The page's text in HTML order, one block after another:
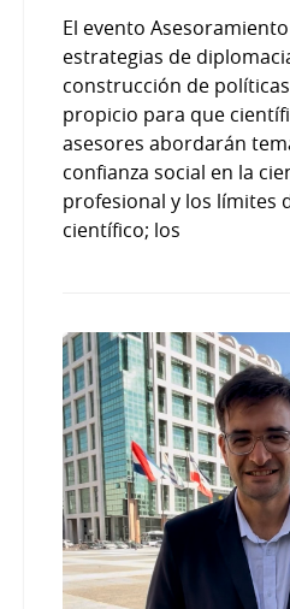
El evento
estrategias de
construcción de
propicio para que
asesores abordarán
confianza social en la
profesional y los límites
científico; los